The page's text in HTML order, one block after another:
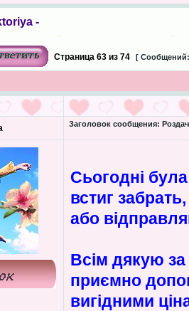
-
Страница 63из 74 [
Заголовок сообщения:
Сьогодні
встиг
або
Всім дякую за
приємно
вигідними